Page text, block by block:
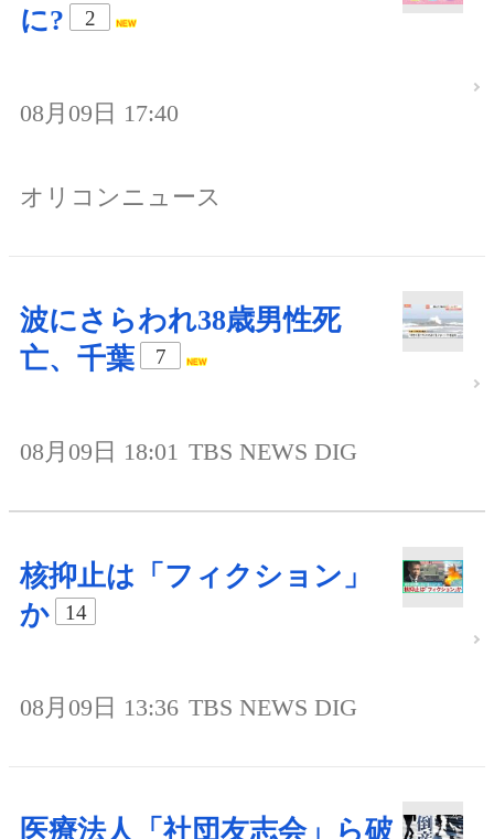
に?
2
08月09日 17:40
オリコンニュース
波にさらわれ38歳男性死
亡、千葉
7
08月09日 18:01 TBS NEWS DIG
核抑止は「フィクション」
か
14
08月09日 13:36 TBS NEWS DIG
医療法人「社団友志会」ら破